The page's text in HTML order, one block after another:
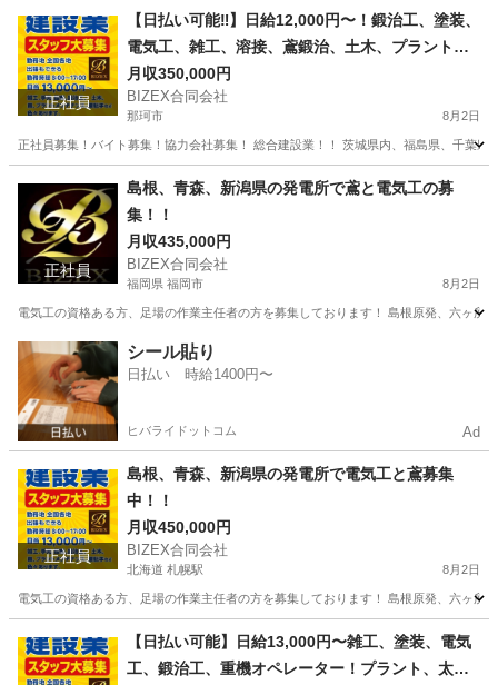
正社員
【日払い可能‼️】日給12,000円〜！鍛治工、塗装、
電気工、雑工、溶接、鳶鍛治、土木、プラントメ
ンテナンス、足場
月収350,000円
BIZEX合同会社
那珂市 8月2日
正社員募集！バイト募集！協力会社募集！ 総合建設業！！ 茨城県内、福島県、千葉
その他 協力会社
正社員
島根、青森、新潟県の発電所で鳶と電気工の募
集！！
月収435,000円
BIZEX合同会社
福岡県 福岡市 8月2日
電気工の資格ある方、足場の作業主任者の方を募集しております！ 島根原発、六ヶ
福岡 福岡市 土木 足場
シール貼り
日払い 時給1400円〜
ヒバライドットコム Ad
正社員
島根、青森、新潟県の発電所で電気工と鳶募集
中！！
月収450,000円
BIZEX合同会社
北海道 札幌駅 8月2日
電気工の資格ある方、足場の作業主任者の方を募集しております！ 島根原発、六ヶ
札幌駅 土木
【日払い可能】日給13,000円〜雑工、塗装、電気
工、鍛治工、重機オペレーター！プラント、太陽